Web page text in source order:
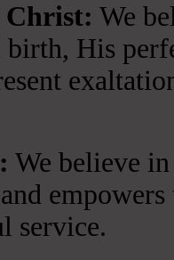
Christ: We
His
We believe
service.